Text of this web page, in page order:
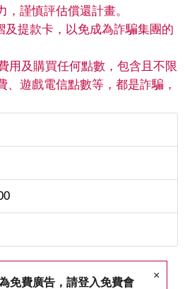
，謹慎評估償還計畫。
及提款卡，以免成為詐騙集團的
用及購買任何點數，包含且不限
、遊戲電信點數等，都是詐騙，
×
免費廣告，請登入免費會